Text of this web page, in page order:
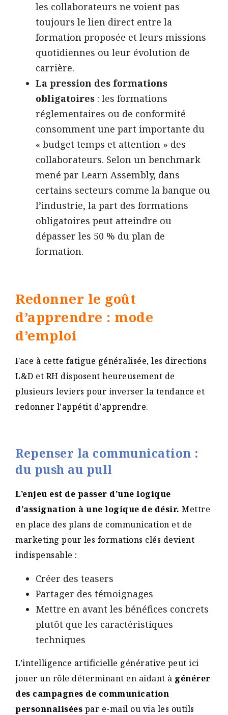
les collaborateurs ne voient pas
toujours le lien direct entre la
formation proposée et leurs missions
quotidiennes ou leur évolution de
carrière.
La pression des formations
obligatoires : les formations
réglementaires ou de conformité
consomment une part importante du
« budget temps et attention » des
collaborateurs. Selon un benchmark
mené par Learn Assembly, dans
certains secteurs comme la banque ou
l’industrie, la part des formations
obligatoires peut atteindre ou
dépasser les 50 % du plan de
formation.
Redonner le goût
d’apprendre : mode
d’emploi
Face à cette fatigue généralisée, les directions
L&D et RH disposent heureusement de
plusieurs leviers pour inverser la tendance et
redonner l’appétit d’apprendre.
Repenser la communication :
du push au pull
L’enjeu est de passer d’une logique
d’assignation à une logique de désir. Mettre
en place des plans de communication et de
marketing pour les formations clés devient
indispensable :
Créer des teasers
Partager des témoignages
Mettre en avant les bénéfices concrets
plutôt que les caractéristiques
techniques
L’intelligence artificielle générative peut ici
jouer un rôle déterminant en aidant à générer
des campagnes de communication
personnalisées par e-mail ou via les outils